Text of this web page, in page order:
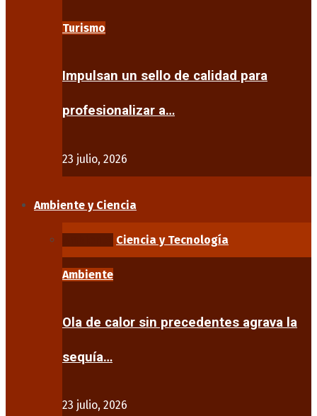
Turismo
Impulsan un sello de calidad para
profesionalizar a…
23 julio, 2026
Ambiente y Ciencia
Ciencia y Tecnología
Ambiente
Ola de calor sin precedentes agrava la
sequía…
23 julio, 2026